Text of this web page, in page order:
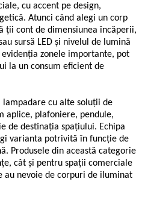
cu accent pe design,
Atunci când alegi un corp
ții cont de dimensiunea încăperii,
sursă LED și nivelul de lumină
zonele importante, pot
la un consum eficient de
lampadare cu alte soluții de
aplice, plafoniere, pendule,
de destinația spațiului. Echipa
varianta potrivită în funcție de
Produsele din această categorie
cât și pentru spații comerciale
au nevoie de corpuri de iluminat